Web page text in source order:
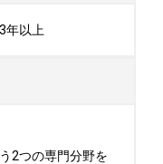
年以上
2つの専門分野を